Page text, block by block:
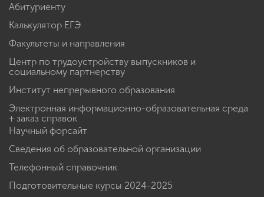
Абитуриенту
Калькулятор ЕГЭ
Факультеты и направления
Центр по трудоустройству выпускников и
социальному партнерству
Институт непрерывного образования
Электронная информационно-образовательная среда
+ заказ справок
Научный форсайт
Сведения об образовательной организации
Телефонный справочник
Подготовительные курсы 2024-2025